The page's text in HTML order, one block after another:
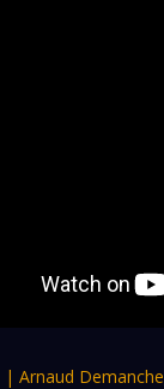
|Arnaud Demanche